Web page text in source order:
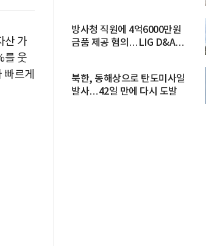
산 가
를 웃
르게
방사청 직원에 4억6000만원
금품 제공 혐의…LIG D&A
북한, 동해상으로 탄도미사일
발사…42일 만에 다시 도발